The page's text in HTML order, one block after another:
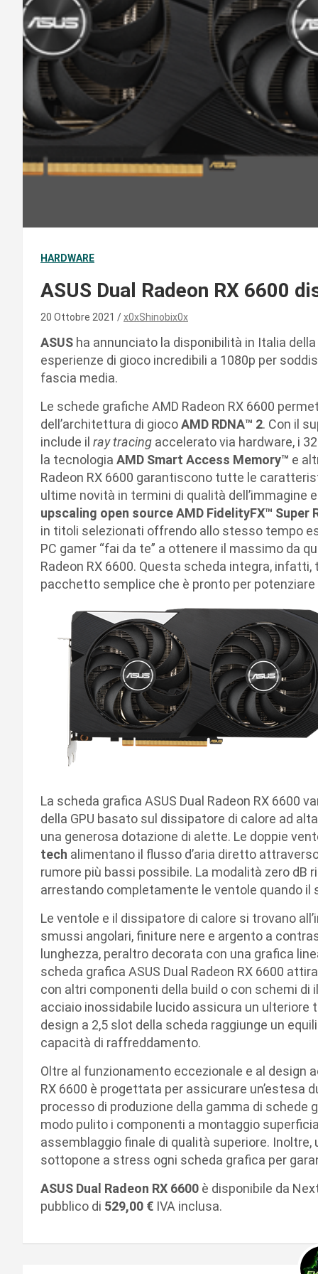
HARDWARE
ASUS Dual Radeon RX 6600
20 Ottobre 2021 x0xShinobix0x
ASUS ha annunciato la disponibilità in Italia
esperienze di gioco incredibili a 1080p per
fascia media.
Le schede grafiche AMD Radeon RX 6600
dell’architettura di giocoAMD RDNA™ 2. Con il
include il ray tracing accelerato via hardware, i
la tecnologia AMD Smart Access Memory™ e
Radeon RX 6600 garantiscono tutte le
ultime novità in termini di qualità dell’immagine
upscaling open source AMD FidelityFX™ Super
in titoli selezionati offrendo allo stesso tempo
PC gamer “fai da te” a ottenere il massimo da
Radeon RX 6600. Questa scheda integra,
pacchetto semplice che è pronto per
La scheda grafica ASUS Dual Radeon RX 6600
della GPU basato sul dissipatore di calore ad
una generosa dotazione di alette. Le doppie
tech alimentano il flusso d’aria diretto
rumore più bassi possibile. La modalità zero
arrestando completamente le ventole quando
Le ventole e il dissipatore di calore si trovano
smussi angolari, finiture nere e argento a
lunghezza, peraltro decorata con una grafica
scheda grafica ASUS Dual Radeon RX 6600
con altri componenti della build o con schemi di
acciaio inossidabile lucido assicura un ulteriore
design a 2,5 slot della scheda raggiunge un
capacità di raffreddamento.
Oltre al funzionamento eccezionale e al design
RX 6600 è progettata per assicurare un’estesa
processo di produzione della gamma di schede
modo pulito i componenti a montaggio
assemblaggio finale di qualità superiore.
sottopone a stress ogni scheda grafica per
ASUS Dual Radeon RX 6600 è disponibile da
pubblico di 529,00 € IVA inclusa.